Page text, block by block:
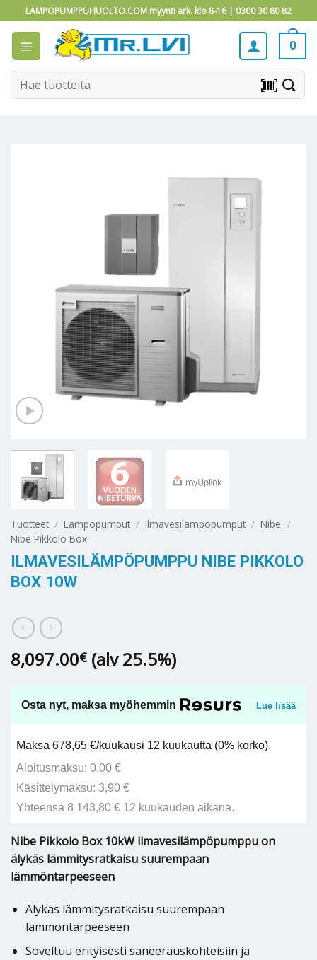
to
content
LÄMPÖPUMPPUHUOLTO.COM myynti ark. klo 8-16 | 0300 30 80 82
0
Etsi: barcode_scanner
Tuotteet / Lämpöpumput / Ilmavesilämpöpumput / Nibe /
Nibe Pikkolo Box
ILMAVESILÄMPÖPUMPPU NIBE PIKKOLO
BOX 10W
8,097.00€ (alv 25.5%)
Osta nyt, maksa myöhemmin Lue lisää
Maksa 678,65 €/kuukausi 12 kuukautta (0% korko).
Aloitusmaksu: 0,00 €
Käsittelymaksu: 3,90 €
Yhteensä 8 143,80 € 12 kuukauden aikana.
Nibe Pikkolo Box 10kW ilmavesilämpöpumppu on
älykäs lämmitysratkaisu suurempaan
lämmöntarpeeseen
Älykäs lämmitysratkaisu suurempaan
lämmöntarpeeseen
Soveltuu erityisesti saneerauskohteisiin ja